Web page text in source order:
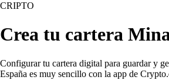
CRIPTO
Crea tu cartera
Configurar tu cartera digital para guardar y
España es muy sencillo con la app de